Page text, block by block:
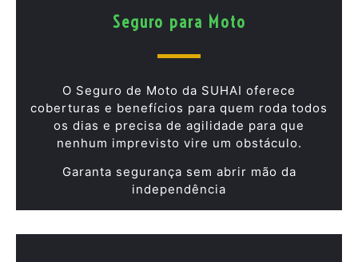
Seguro para Moto
O Seguro de Moto da SUHAI oferece
coberturas e benefícios para quem roda todos
os dias e precisa de agilidade para que
nenhum imprevisto vire um obstáculo.
Garanta segurança sem abrir mão da
independência